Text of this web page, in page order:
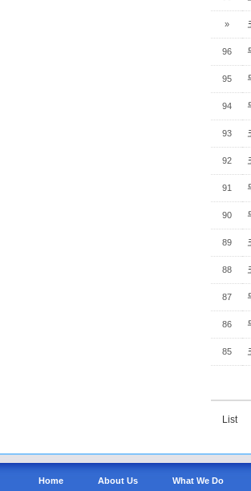
»
96
95
94
93
92
91
90
89
88
87
86
85
List
Home About Us What We Do